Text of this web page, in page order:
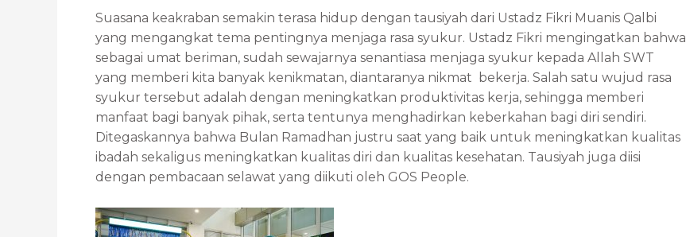
Suasana keakraban semakin terasa hidup dengan tausiyah dari Ustadz Fikri Muanis Qalbi
yang mengangkat tema pentingnya menjaga rasa syukur. Ustadz Fikri mengingatkan bahwa
sebagai umat beriman, sudah sewajarnya senantiasa menjaga syukur kepada Allah SWT
yang memberi kita banyak kenikmatan, diantaranya nikmat bekerja. Salah satu wujud rasa
syukur tersebut adalah dengan meningkatkan produktivitas kerja, sehingga memberi
manfaat bagi banyak pihak, serta tentunya menghadirkan keberkahan bagi diri sendiri.
Ditegaskannya bahwa Bulan Ramadhan justru saat yang baik untuk meningkatkan kualitas
ibadah sekaligus meningkatkan kualitas diri dan kualitas kesehatan. Tausiyah juga diisi
dengan pembacaan selawat yang diikuti oleh GOS People.